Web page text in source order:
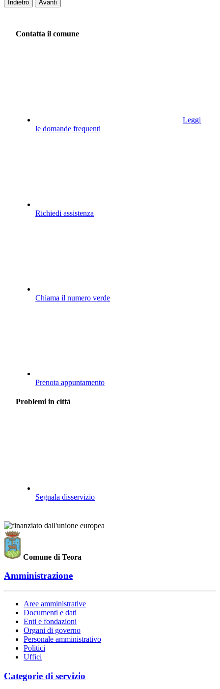
Indietro Avanti
Contatta il comune
Leggi
le domande frequenti
Richiedi assistenza
Chiama il numero verde
Prenota appuntamento
Problemi in città
Segnala disservizio
Comune di Teora
Amministrazione
Aree amministrative
Documenti e dati
Enti e fondazioni
Organi di governo
Personale amministrativo
Politici
Uffici
Categorie di servizio